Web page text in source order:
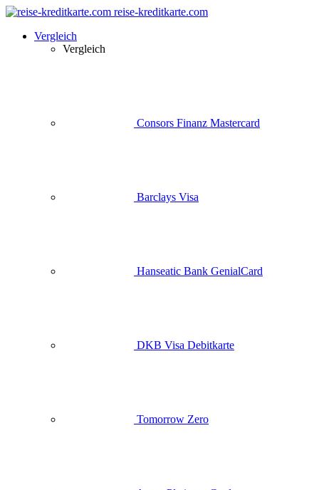
reise-kreditkarte.com
Vergleich
Vergleich
Consors Finanz Mastercard
Barclays Visa
Hanseatic Bank GenialCard
DKB Visa Debitkarte
Tomorrow Zero